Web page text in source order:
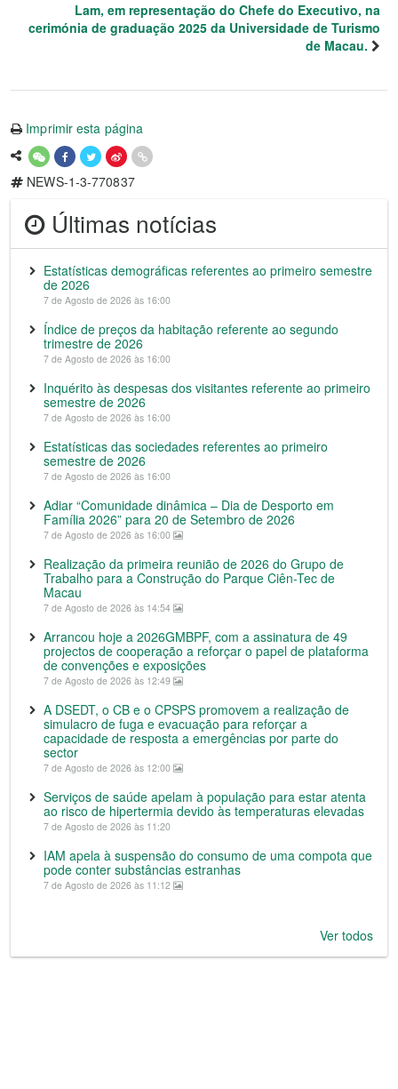
Lam, em representação do Chefe do Executivo, na
cerimónia de graduação 2025 da Universidade de Turismo
de Macau.
Imprimir esta página
NEWS-1-3-770837
Últimas notícias
Estatísticas demográficas referentes ao primeiro semestre
de 2026
7 de Agosto de 2026 às 16:00
Índice de preços da habitação referente ao segundo
trimestre de 2026
7 de Agosto de 2026 às 16:00
Inquérito às despesas dos visitantes referente ao primeiro
semestre de 2026
7 de Agosto de 2026 às 16:00
Estatísticas das sociedades referentes ao primeiro
semestre de 2026
7 de Agosto de 2026 às 16:00
Adiar “Comunidade dinâmica – Dia de Desporto em
Família 2026” para 20 de Setembro de 2026
7 de Agosto de 2026 às 16:00
Realização da primeira reunião de 2026 do Grupo de
Trabalho para a Construção do Parque Ciên-Tec de
Macau
7 de Agosto de 2026 às 14:54
Arrancou hoje a 2026GMBPF, com a assinatura de 49
projectos de cooperação a reforçar o papel de plataforma
de convenções e exposições
7 de Agosto de 2026 às 12:49
A DSEDT, o CB e o CPSPS promovem a realização de
simulacro de fuga e evacuação para reforçar a
capacidade de resposta a emergências por parte do
sector
7 de Agosto de 2026 às 12:00
Serviços de saúde apelam à população para estar atenta
ao risco de hipertermia devido às temperaturas elevadas
7 de Agosto de 2026 às 11:20
IAM apela à suspensão do consumo de uma compota que
pode conter substâncias estranhas
7 de Agosto de 2026 às 11:12
Ver todos